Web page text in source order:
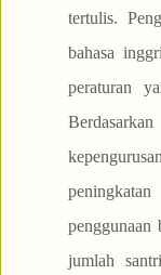
tertulis.
bahasa
peraturan
penggunaan
jumlah